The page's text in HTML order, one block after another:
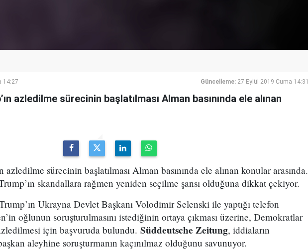
14:27 Güncelleme: 27 Eylül 2019 Cuma 14:31
azledilme sürecinin başlatılması Alman basınında ele alınan
azledilme sürecinin başlatılması Alman basınında ele alınan konular arasında.
skandallara rağmen yeniden seçilme şansı olduğuna dikkat çekiyor.
Ukrayna Devlet Başkanı Volodimir Selenski ile yaptığı telefon
oğlunun soruşturulmasını istediğinin ortaya çıkması üzerine, Demokratlar
için başvuruda bulundu. Süddeutsche Zeitung, iddiaların
aleyhine soruşturmanın kaçınılmaz olduğunu savunuyor.